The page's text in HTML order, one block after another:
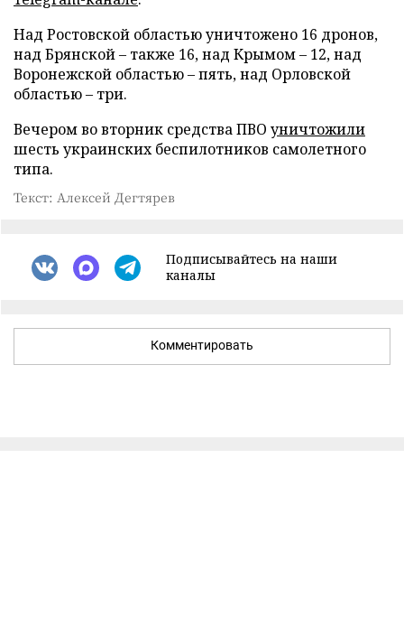
Над Ростовской областью уничтожено 16 дронов,
над Брянской – также 16, над Крымом – 12, над
Воронежской областью – пять, над Орловской
областью – три.
Вечером во вторник средства ПВО уничтожили
шесть украинских беспилотников самолетного
типа.
Текст: Алексей Дегтярев
Подписывайтесь на наши
каналы
Комментировать